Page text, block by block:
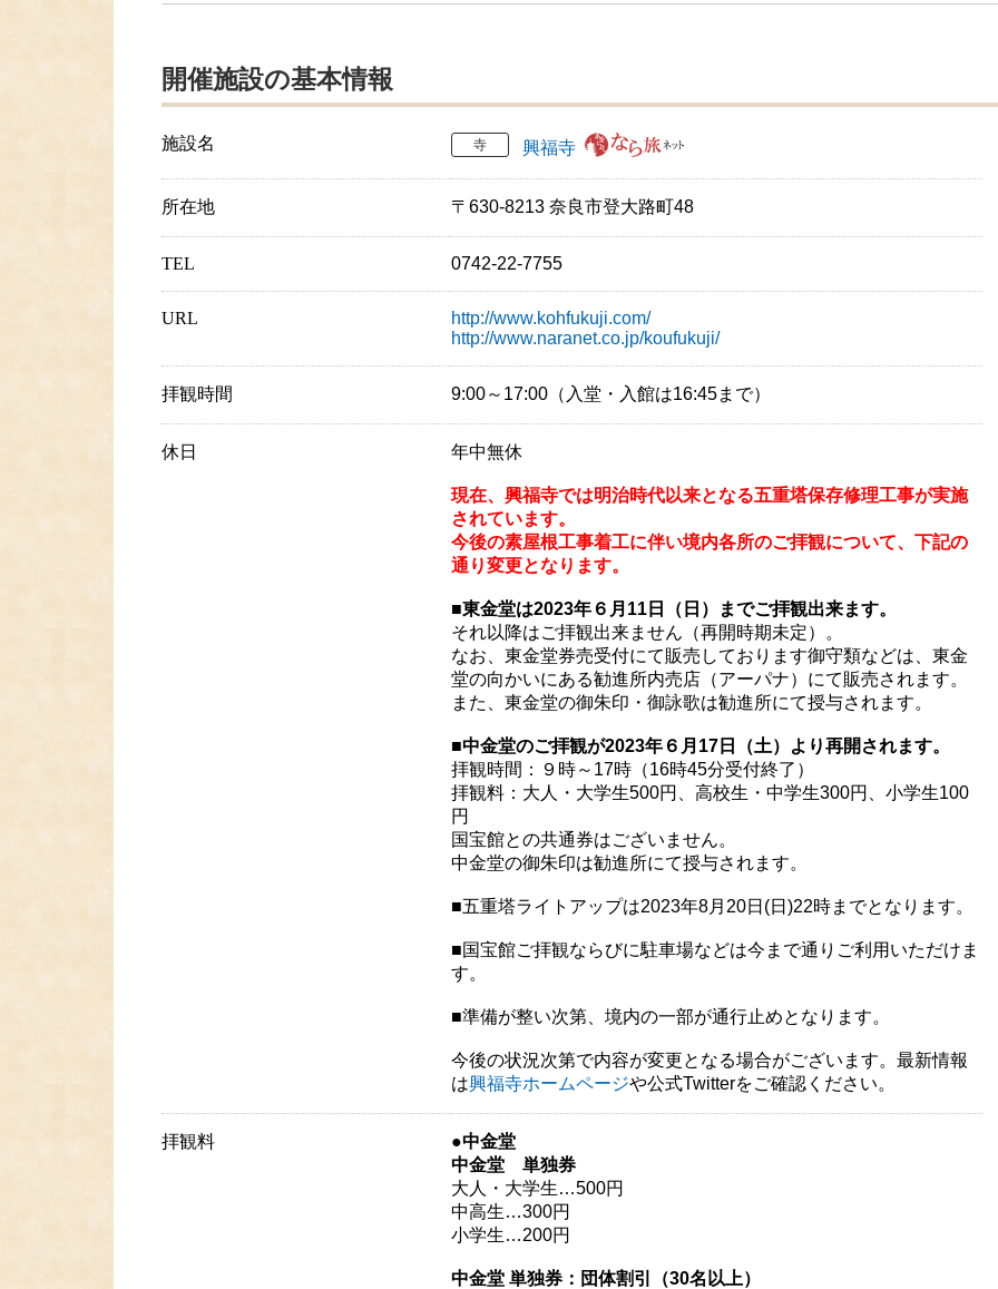
開催施設の基本情報
施設名 寺 興福寺
所在地 〒630-8213 奈良市登大路町48
TEL 0742-22-7755
URL
http://www.kohfukuji.com/
http://www.naranet.co.jp/koufukuji/
拝観時間 9:00～17:00（入堂・入館は16:45まで）
休日 年中無休
現在、興福寺では明治時代以来となる五重塔保存修理工事が実施
されています。
今後の素屋根工事着工に伴い境内各所のご拝観について、下記の
通り変更となります。
■東金堂は2023年６月11日（日）までご拝観出来ます。
それ以降はご拝観出来ません（再開時期未定）。
なお、東金堂券売受付にて販売しております御守類などは、東金
堂の向かいにある勧進所内売店（アーパナ）にて販売されます。
また、東金堂の御朱印・御詠歌は勧進所にて授与されます。
■中金堂のご拝観が2023年６月17日（土）より再開されます。
拝観時間：９時～17時（16時45分受付終了）
拝観料：大人・大学生500円、高校生・中学生300円、小学生100
円
国宝館との共通券はございません。
中金堂の御朱印は勧進所にて授与されます。
■五重塔ライトアップは2023年8月20日(日)22時までとなります。
■国宝館ご拝観ならびに駐車場などは今まで通りご利用いただけま
す。
■準備が整い次第、境内の一部が通行止めとなります。
今後の状況次第で内容が変更となる場合がございます。最新情報
は興福寺ホームページや公式Twitterをご確認ください。
拝観料
●中金堂
中金堂 単独券
大人・大学生…500円
中高生…300円
小学生…200円
中金堂 単独券：団体割引（30名以上）